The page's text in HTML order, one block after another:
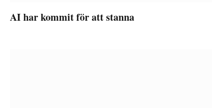
AI har kommit för att stanna